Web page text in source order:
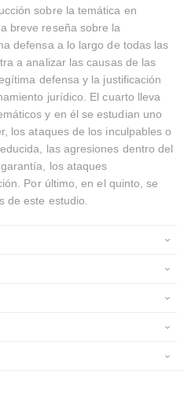
sobre la temática en
breve reseña sobre la
defensa a lo largo de todas las
a analizar las causas de las
defensa y la justificación
jurídico. El cuarto lleva
y en él se estudian uno
los ataques de los inculpables o
las agresiones dentro del
los ataques
Por último, en el quinto, se
de este estudio.